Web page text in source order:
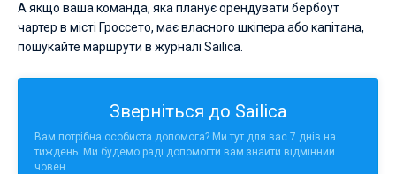
А якщо ваша команда, яка планує орендувати бербоут
чартер в місті Гроссето, має власного шкіпера або капітана,
пошукайте маршрути в журналі Sailica.
Зверніться до Sailica
Вам потрібна особиста допомога? Ми тут для вас 7 днів на
тиждень. Ми будемо раді допомогти вам знайти відмінний
човен.